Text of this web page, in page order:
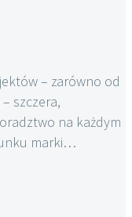
– zarówno od
szczera,
na każdym
marki…